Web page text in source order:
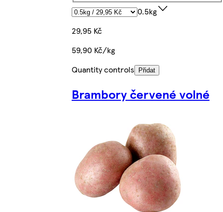
0.5kg
29,95 Kč
59,90 Kč/kg
Quantity controls
Přidat
Brambory červené volné